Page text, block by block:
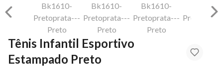
Tênis Infantil Esportivo
Estampado Preto